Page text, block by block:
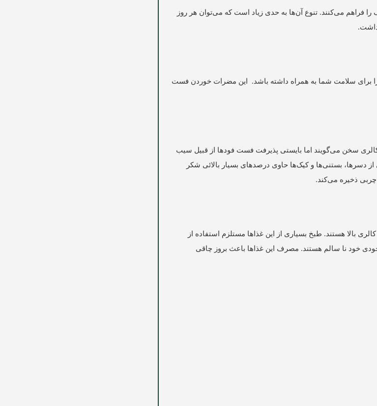
فراهم می‌‌کنند. تنوع آن‌‌ها به حدی زیاد است که می‌‌توان هر روز
داشت.
برای سلامت شما به همراه داشته باشد. این مضرات خوردن فست
کالری سخن می‌‌گویند اما بایستی پذیرفت فست فودها از قبیل سیب
دسرها، بستنی‌‌ها و کیک‌‌ها حاوی درصدهای بسیار بالائی شکر
چربی ذخیره می‌‌کند.
بالا هستند. طبخ بسیاری از این غذاها مستلزم استفاده از
خود نا سالم هستند. مصرف این غذاها باعث بروز چاقی